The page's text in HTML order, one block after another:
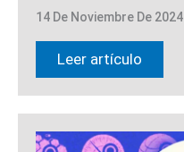
14 De Noviembre De 2024
Leer artículo